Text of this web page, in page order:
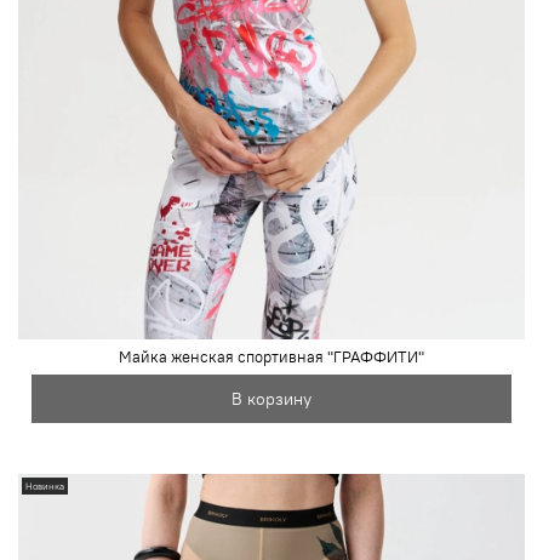
Майка женская спортивная "ГРАФФИТИ"
В корзину
Новинка